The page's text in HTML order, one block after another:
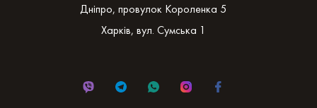
Дніпро, провулок Короленка 5
Харків, вул. Сумська 1